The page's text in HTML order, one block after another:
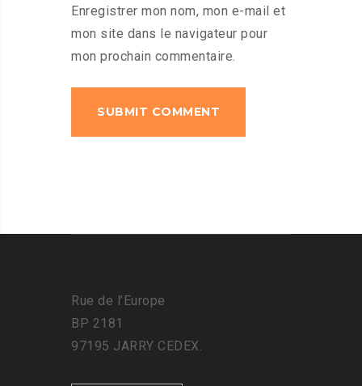
Enregistrer mon nom, mon e-mail et
mon site dans le navigateur pour
mon prochain commentaire.
Rue de l’Europe
BP 2181
97195 JARRY CEDEX.